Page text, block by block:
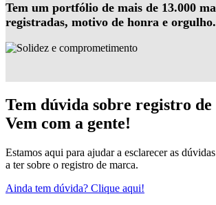
Tem um portfólio de mais de 13.000
registradas, motivo de honra e orgulho.
Tem dúvida sobre registro
Vem com a gente!
Estamos aqui para ajudar a esclarecer as
a ter sobre o registro de marca.
Ainda tem dúvida? Clique aqui!